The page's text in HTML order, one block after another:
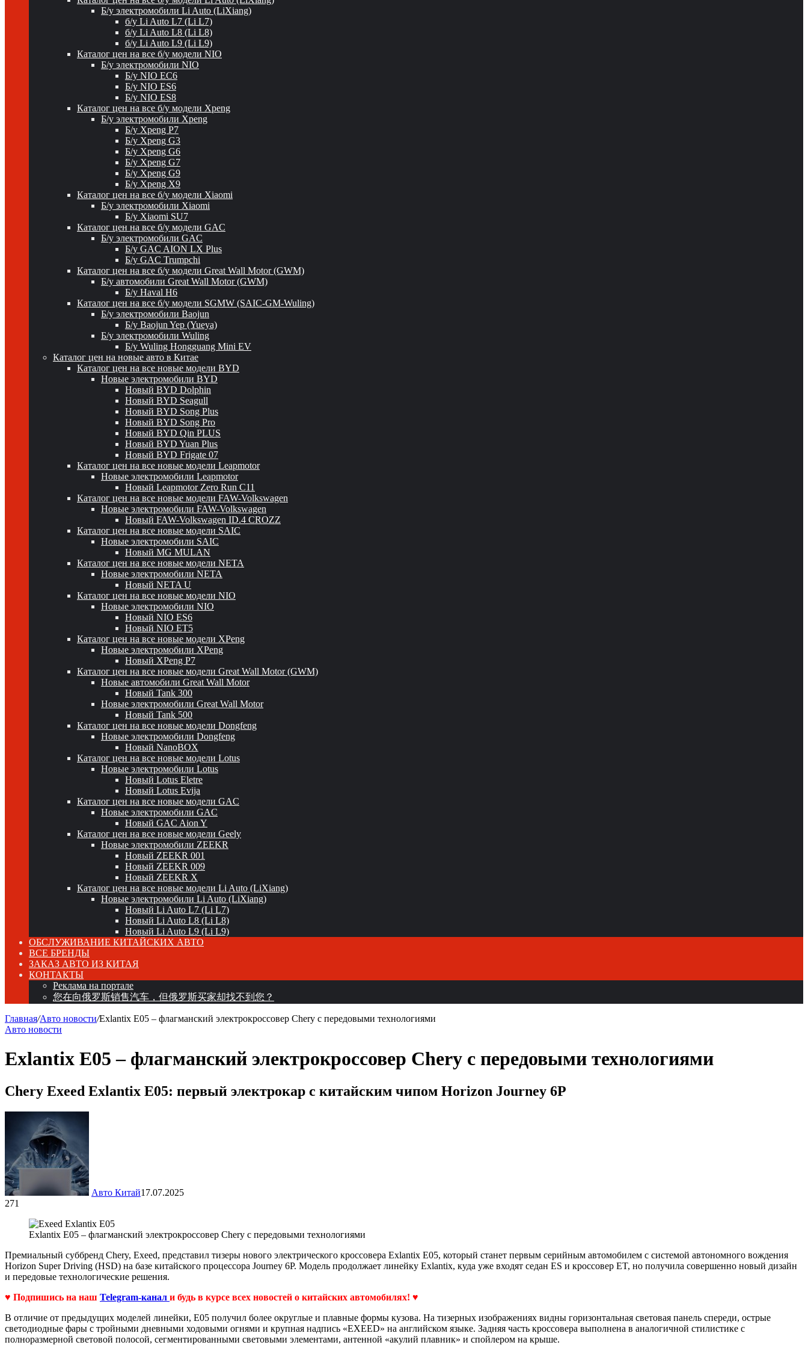
Б/у электромобили Li Auto (LiXiang)
б/у Li Auto L7 (Li L7)
б/у Li Auto L8 (Li L8)
б/у Li Auto L9 (Li L9)
Каталог цен на все б/у модели NIO
Б/у электромобили NIO
Б/у NIO EC6
Б/у NIO ES6
Б/у NIO ES8
Каталог цен на все б/у модели Xpeng
Б/у электромобили Xpeng
Б/у Xpeng P7
Б/у Xpeng G3
Б/у Xpeng G6
Б/у Xpeng G7
Б/у Xpeng G9
Б/у Xpeng X9
Каталог цен на все б/у модели Xiaomi
Б/у электромобили Xiaomi
Б/у Xiaomi SU7
Каталог цен на все б/у модели GAC
Б/у электромобили GAC
Б/у GAC AION LX Plus
Б/у GAC Trumpchi
Каталог цен на все б/у модели Great Wall Motor (GWM)
Б/у автомобили Great Wall Motor (GWM)
Б/у Haval H6
Каталог цен на все б/у модели SGMW (SAIC-GM-Wuling)
Б/у электромобили Baojun
Б/у Baojun Yep (Yueya)
Б/у электромобили Wuling
Б/у Wuling Hongguang Mini EV
Каталог цен на новые авто в Китае
Каталог цен на все новые модели BYD
Новые электромобили BYD
Новый BYD Dolphin
Новый BYD Seagull
Новый BYD Song Plus
Новый BYD Song Pro
Новый BYD Qin PLUS
Новый BYD Yuan Plus
Новый BYD Frigate 07
Каталог цен на все новые модели Leapmotor
Новые электромобили Leapmotor
Новый Leapmotor Zero Run C11
Каталог цен на все новые модели FAW-Volkswagen
Новые электромобили FAW-Volkswagen
Новый FAW-Volkswagen ID.4 CROZZ
Каталог цен на все новые модели SAIC
Новые электромобили SAIC
Новый MG MULAN
Каталог цен на все новые модели NETA
Новые электромобили NETA
Новый NETA U
Каталог цен на все новые модели NIO
Новые электромобили NIO
Новый NIO ES6
Новый NIO ET5
Каталог цен на все новые модели XPeng
Новые электромобили XPeng
Новый XPeng P7
Каталог цен на все новые модели Great Wall Motor (GWM)
Новые автомобили Great Wall Motor
Новый Tank 300
Новые электромобили Great Wall Motor
Новый Tank 500
Каталог цен на все новые модели Dongfeng
Новые электромобили Dongfeng
Новый NanoBOX
Каталог цен на все новые модели Lotus
Новые электромобили Lotus
Новый Lotus Eletre
Новый Lotus Evija
Каталог цен на все новые модели GAC
Новые электромобили GAC
Новый GAC Aion Y
Каталог цен на все новые модели Geely
Новые электромобили ZEEKR
Новый ZEEKR 001
Новый ZEEKR 009
Новый ZEEKR X
Каталог цен на все новые модели Li Auto (LiXiang)
Новые электромобили Li Auto (LiXiang)
Новый Li Auto L7 (Li L7)
Новый Li Auto L8 (Li L8)
Новый Li Auto L9 (Li L9)
ОБСЛУЖИВАНИЕ КИТАЙСКИХ АВТО
ВСЕ БРЕНДЫ
ЗАКАЗ АВТО ИЗ КИТАЯ
КОНТАКТЫ
Реклама на портале
您在向俄罗斯销售汽车，但俄罗斯买家却找不到您？
Главная/Авто новости/Exlantix E05 – флагманский электрокроссовер Chery с передовыми технологиями
Авто новости
Exlantix E05 – флагманский электрокроссовер Chery с передовыми технологиями
Chery Exeed Exlantix E05: первый электрокар с китайским чипом Horizon Journey 6P
Авто Китай17.07.2025
271
Exlantix E05 – флагманский электрокроссовер Chery с передовыми технологиями
Премиальный суббренд Chery, Exeed, представил тизеры нового электрического кроссовера Exlantix E05, который станет первым серийным автомобилем с системой автономного вождения
Horizon Super Driving (HSD) на базе китайского процессора Journey 6P. Модель продолжает линейку Exlantix, куда уже входят седан ES и кроссовер ET, но получила совершенно новый дизайн
и передовые технологические решения.
♥ Подпишись на наш Telegram-канал и будь в курсе всех новостей о китайских автомобилях! ♥
В отличие от предыдущих моделей линейки, E05 получил более округлые и плавные формы кузова. На тизерных изображениях видны горизонтальная световая панель спереди, острые
светодиодные фары с тройными дневными ходовыми огнями и крупная надпись «EXEED» на английском языке. Задняя часть кроссовера выполнена в аналогичной стилистике с
полноразмерной световой полосой, сегментированными световыми элементами, антенной «акулий плавник» и спойлером на крыше.